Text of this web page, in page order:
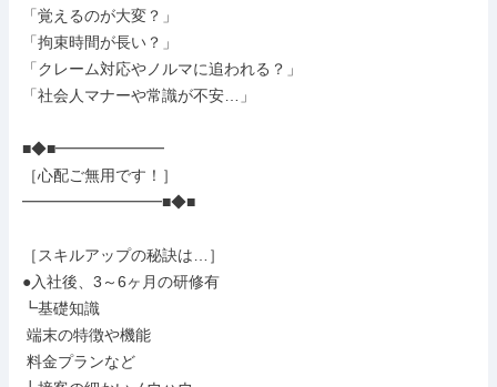
「覚えるのが大変？」
「拘束時間が長い？」
「クレーム対応やノルマに追われる？」
「社会人マナーや常識が不安…」
■◆■━━━━━━━
［心配ご無用です！］
━━━━━━━━━■◆■
［スキルアップの秘訣は…］
●入社後、3～6ヶ月の研修有
┗基礎知識